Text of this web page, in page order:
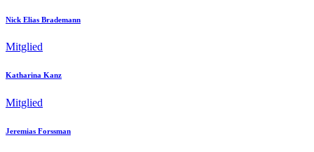
Nick Elias Brademann
Mitglied
Katharina Kanz
Mitglied
Jeremias Forssman